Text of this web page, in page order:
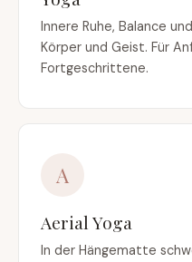
Innere Ruhe, Balance
Körper und Geist. Für
Fortgeschrittene.
A
Aerial Yoga
In der Hängematte